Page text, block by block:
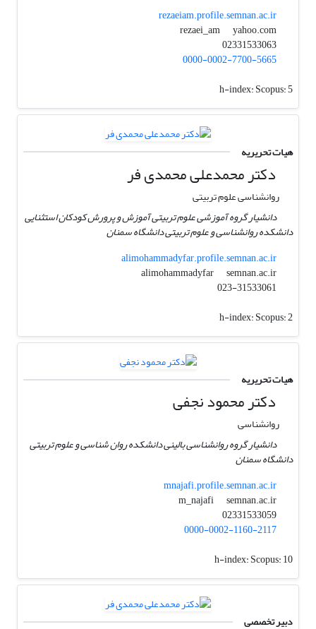
rezaeiam.profile.semnan.ac.ir
rezaei_am
yahoo.com
02331533063
0000-0002-7700-5665
h-index:Scopus: 5
هیات تحریریه
دکتر محمدعلی محمدی فر
روانشناسی علوم تربیتی
دانشیار گروه آموزشی علوم تربیتی آموزش و پرورش کودکان استثنایی
دانشکده روانشناسی و علوم تربیتی دانشگاه سمنان
alimohammadyfar.profile.semnan.ac.ir
alimohammadyfar
semnan.ac.ir
h-index:Scopus: 2
هیات تحریریه
دکتر محمود نجفی
روانشناسی
دانشیار گروه روانشناسی بالینی دانشکده روان شناسی و علوم تربیتی
دانشگاه سمنان
mnajafi.profile.semnan.ac.ir
m_najafi
semnan.ac.ir
02331533059
0000-0002-1160-2117
h-index:Scopus: 10
دبیر تخصصی